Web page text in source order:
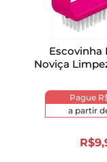
Escovinha
Noviça
Pague
a partir
R$9,